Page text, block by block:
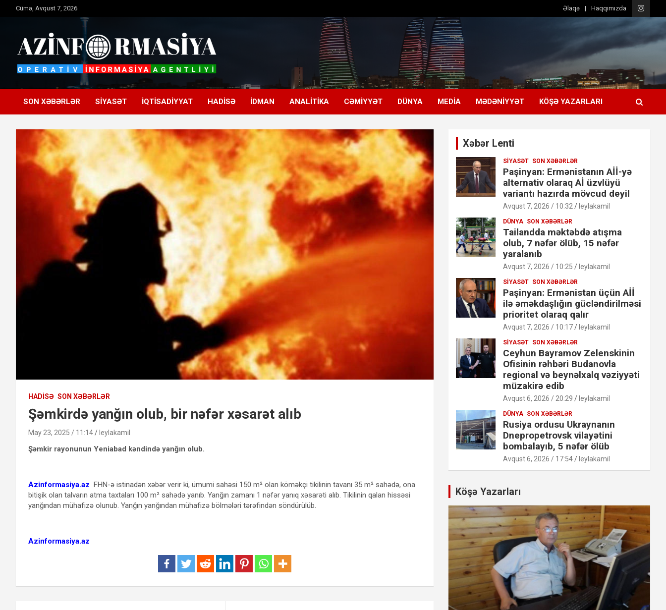
Cümə, Avqust 7, 2026 Əlaqə Haqqımızda
Azinformasiya
SON XƏBƏRLƏR SIYASƏT İQTISADIYYAT HADISƏ İDMAN ANALITIKA CƏMIYYƏT DÜNYA MEDIA MƏDƏNIYYƏT KÖŞƏ YAZARLARI
HADISƏ SON XƏBƏRLƏR
Şəmkirdə yanğın olub, bir nəfər xəsarət alıb
May 23, 2025 / 11:14 leylakamil
Şəmkir rayonunun Yeniabad kəndində yanğın olub.
Azinformasiya.az FHN-ə istinadən xəbər verir ki, ümumi sahəsi 150 m² olan köməkçi tikilinin tavanı 35 m² sahədə, ona
bitişik olan talvarın atma taxtaları 100 m² sahədə yanıb. Yanğın zamanı 1 nəfər yanıq xəsarəti alıb. Tikilinin qalan hissəsi
yanğından mühafizə olunub. Yanğın yanğından mühafizə bölmələri tərəfindən söndürülüb.
Azinformasiya.az
Xəbər Lenti
SIYASƏT SON XƏBƏRLƏR
Paşinyan: Ermənistanın Aİİ-yə
alternativ olaraq Aİ üzvlüyü
variantı hazırda mövcud deyil
Avqust 7, 2026 / 10:32 leylakamil
DÜNYA SON XƏBƏRLƏR
Tailandda məktəbdə atışma
olub, 7 nəfər ölüb, 15 nəfər
yaralanıb
Avqust 7, 2026 / 10:25 leylakamil
SIYASƏT SON XƏBƏRLƏR
Paşinyan: Ermənistan üçün Aİİ
ilə əməkdaşlığın gücləndirilməsi
prioritet olaraq qalır
Avqust 7, 2026 / 10:17 leylakamil
SIYASƏT SON XƏBƏRLƏR
Ceyhun Bayramov Zelenskinin
Ofisinin rəhbəri Budanovla
regional və beynəlxalq vəziyyəti
müzakirə edib
Avqust 6, 2026 / 20:29 leylakamil
DÜNYA SON XƏBƏRLƏR
Rusiya ordusu Ukraynanın
Dnepropetrovsk vilayətini
bombalayıb, 5 nəfər ölüb
Avqust 6, 2026 / 17:54 leylakamil
Köşə Yazarları